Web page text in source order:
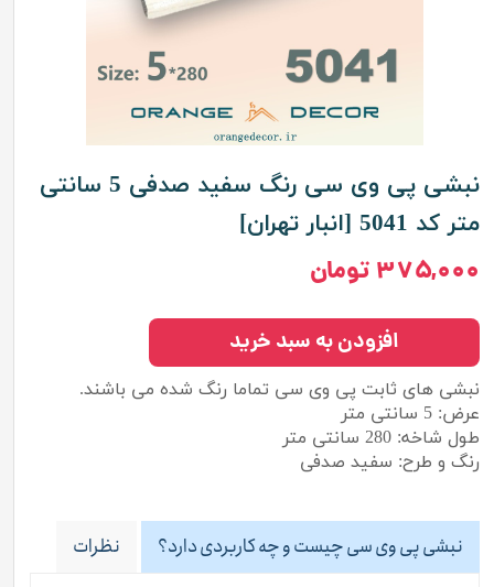
نبشی پی وی سی رنگ سفید صدفی 5 سانتی
متر کد 5041 [انبار تهران]
۳۷۵,۰۰۰ تومان
نبشی های ثابت پی وی سی تماما رنگ شده می باشند.
عرض: 5 سانتی متر
طول شاخه: 280 سانتی متر
رنگ و طرح: سفید صدفی
افزودن به سبد خرید
نبشی پی وی سی چیست و چه کاربردی دارد؟ نظرات